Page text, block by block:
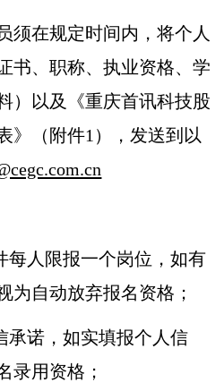
须在规定时间内，将个人
书、职称、执业资格、学
）以及《重庆首讯科技股
》（附件1），发送到以
人限报一个岗位，如有
为自动放弃报名资格；
诺，如实填报个人信
录用资格；